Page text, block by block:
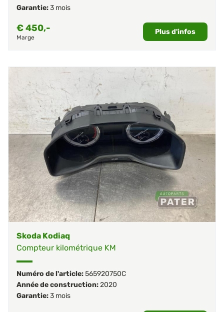
Garantie:3 mois
€450,-
Marge
Plus d'infos
Skoda Kodiaq
Compteur kilométrique KM
Numéro de l'article:565920750C
Année de construction:2020
Garantie:3 mois